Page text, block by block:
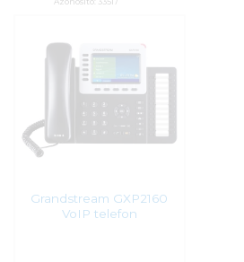
Grandstream GXP2160
VoIP telefon